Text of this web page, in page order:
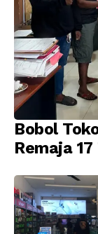
Bobol
Remaja
Jatanras